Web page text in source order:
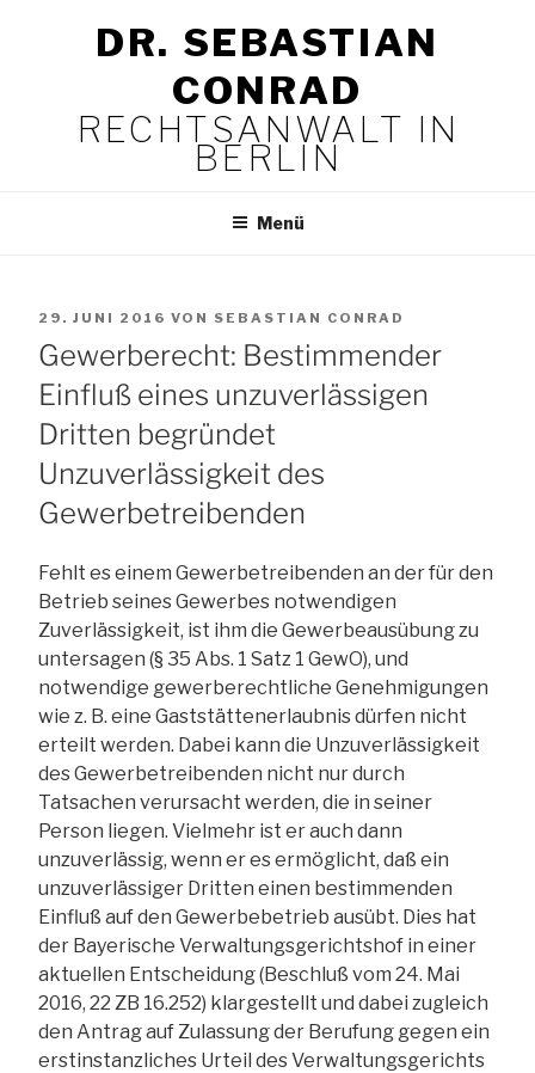
DR. SEBASTIAN
CONRAD
RECHTSANWALT IN
BERLIN
Menü
VERÖFFENTLICHT
AM
29. JUNI 2016 VON SEBASTIAN CONRAD
Gewerberecht: Bestimmender
Einfluß eines unzuverlässigen
Dritten begründet
Unzuverlässigkeit des
Gewerbetreibenden
Fehlt es einem Gewerbetreibenden an der für den
Betrieb seines Gewerbes notwendigen
Zuverlässigkeit, ist ihm die Gewerbeausübung zu
untersagen (§ 35 Abs. 1 Satz 1 GewO), und
notwendige gewerberechtliche Genehmigungen
wie z. B. eine Gaststättenerlaubnis dürfen nicht
erteilt werden. Dabei kann die Unzuverlässigkeit
des Gewerbetreibenden nicht nur durch
Tatsachen verursacht werden, die in seiner
Person liegen. Vielmehr ist er auch dann
unzuverlässig, wenn er es ermöglicht, daß ein
unzuverlässiger Dritten einen bestimmenden
Einfluß auf den Gewerbebetrieb ausübt. Dies hat
der Bayerische Verwaltungsgerichtshof in einer
aktuellen Entscheidung (Beschluß vom 24. Mai
2016, 22 ZB 16.252) klargestellt und dabei zugleich
den Antrag auf Zulassung der Berufung gegen ein
erstinstanzliches Urteil des Verwaltungsgerichts